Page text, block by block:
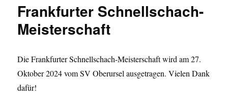
Frankfurter Schnellschach-
Meisterschaft
Die Frankfurter Schnellschach-Meisterschaft wird am 27.
Oktober 2024 vom SV Oberursel ausgetragen. Vielen Dank
dafür!